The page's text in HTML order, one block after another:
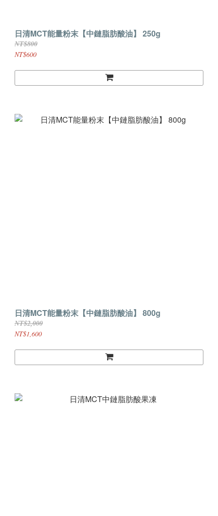
日清MCT能量粉末【中鏈脂肪酸油】 250g
NT$800
NT$600
日清MCT能量粉末【中鏈脂肪酸油】 800g
NT$2,000
NT$1,600